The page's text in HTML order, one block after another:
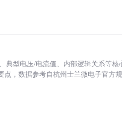
典型电压/电流值、内部逻辑关系等核
，数据参考自杭州士兰微电子官方